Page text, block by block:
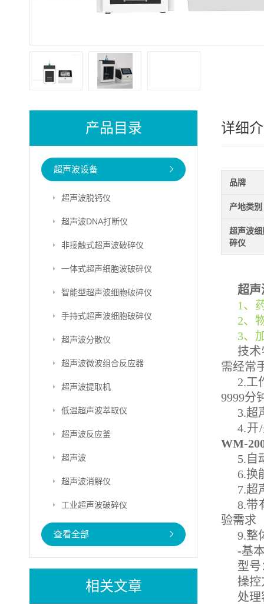
产品目录
超声波设备
超声波脱钙仪
超声波DNA打断仪
非接触式超声波破碎仪
一体式超声细胞波破碎仪
智能型超声波细胞破碎仪
手持式超声波细胞破碎仪
超声波分散仪
超声波微波组合反应器
超声波提取机
低温超声波萃取仪
超声波反应釜
超声波
超声波消解仪
工业超声波破碎仪
查看全部
相关文章
详细
品牌
产地类别
超声波
碎仪
超
1、
2、
3、
技
需经常
2.工
9999分
3.超
4.开
WM-
5.自
6.换
7.超
8.带
验需求
9.
-基
型号
操控
处理